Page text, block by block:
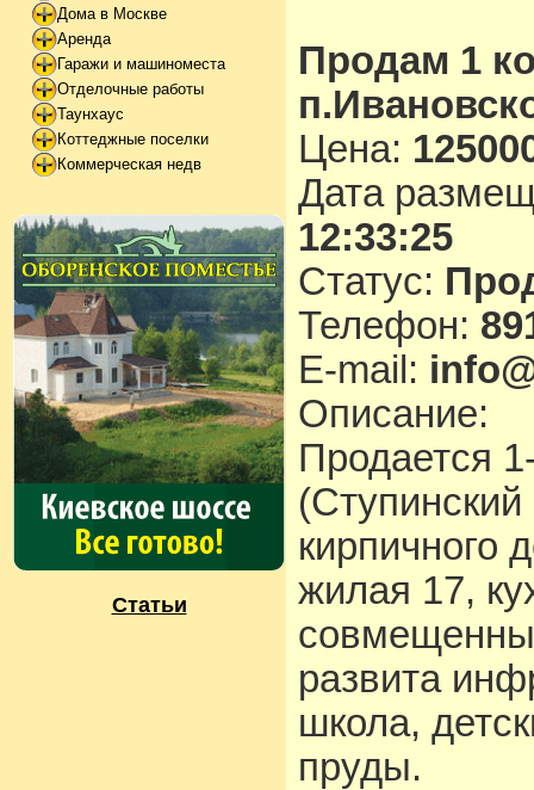
Дома в Москве
Аренда
Гаражи и машиноместа
Отделочные работы
Таунхаус
Коттеджные поселки
Коммерческая недв
Статьи
Продам 1
Цена:
Дата
12:33:25
Статус:
Телефон:
E-mail:
Описание:
Продается
кирпичного
жилая 17,
развита
школа,
пруды.